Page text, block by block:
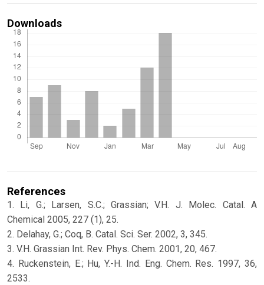
Downloads
References
1. Li, G.; Larsen, S.C.; Grassian; V.H. J. Molec. Catal. A
Chemical 2005, 227 (1), 25.
2. Delahay, G.; Coq, B. Catal. Sci. Ser. 2002, 3, 345.
3. V.H. Grassian Int. Rev. Phys. Chem. 2001, 20, 467.
4. Ruckenstein, E.; Hu, Y.-H. Ind. Eng. Chem. Res. 1997, 36,
2533.